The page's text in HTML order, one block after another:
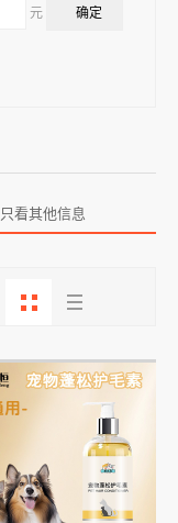
元
只看其他信息